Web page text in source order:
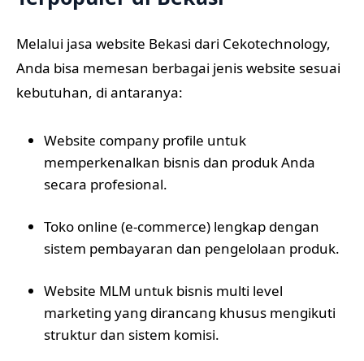
Melalui jasa website Bekasi dari Cekotechnology,
Anda bisa memesan berbagai jenis website sesuai
kebutuhan, di antaranya:
Website company profile untuk
memperkenalkan bisnis dan produk Anda
secara profesional.
Toko online (e-commerce) lengkap dengan
sistem pembayaran dan pengelolaan produk.
Website MLM untuk bisnis multi level
marketing yang dirancang khusus mengikuti
struktur dan sistem komisi.